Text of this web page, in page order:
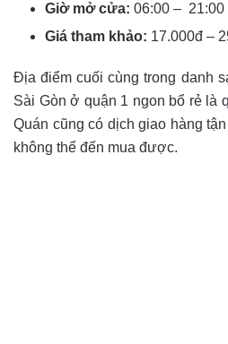
Giờ mở cửa: 06:00 – 21:00
Giá tham khảo: 17.000đ –
Địa điểm cuối cùng trong danh
Sài Gòn ở quận 1 ngon bổ rẻ là
Quán cũng có dịch giao hàng
không thể đến mua được.